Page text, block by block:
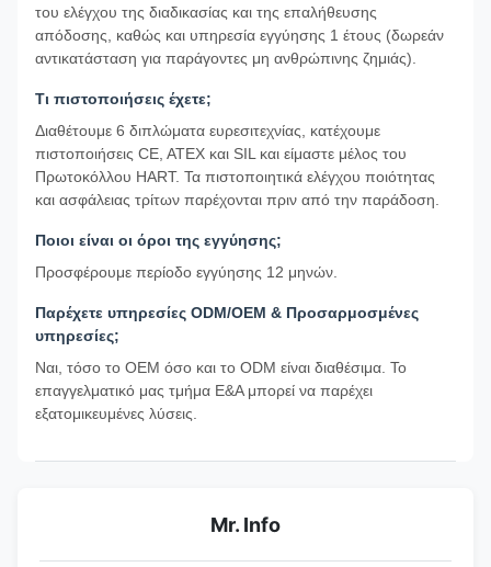
του ελέγχου της διαδικασίας και της επαλήθευσης
απόδοσης, καθώς και υπηρεσία εγγύησης 1 έτους (δωρεάν
αντικατάσταση για παράγοντες μη ανθρώπινης ζημιάς).
Τι πιστοποιήσεις έχετε;
Διαθέτουμε 6 διπλώματα ευρεσιτεχνίας, κατέχουμε
πιστοποιήσεις CE, ATEX και SIL και είμαστε μέλος του
Πρωτοκόλλου HART. Τα πιστοποιητικά ελέγχου ποιότητας
και ασφάλειας τρίτων παρέχονται πριν από την παράδοση.
Ποιοι είναι οι όροι της εγγύησης;
Προσφέρουμε περίοδο εγγύησης 12 μηνών.
Παρέχετε υπηρεσίες ODM/OEM & Προσαρμοσμένες
υπηρεσίες;
Ναι, τόσο το OEM όσο και το ODM είναι διαθέσιμα. Το
επαγγελματικό μας τμήμα Ε&Α μπορεί να παρέχει
εξατομικευμένες λύσεις.
Mr. Info